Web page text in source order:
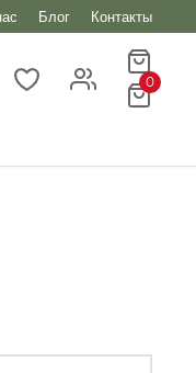
Блог Контакты
0